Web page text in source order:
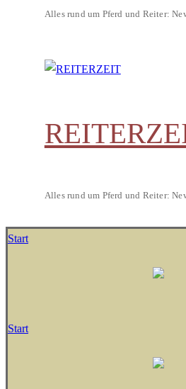
Alles rund um Pferd und Reiter:
Alles rund um Pferd und Reiter:
Start
Start